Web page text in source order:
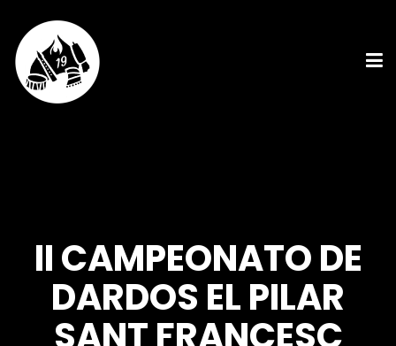
II CAMPEONATO DE
DARDOS EL PILAR